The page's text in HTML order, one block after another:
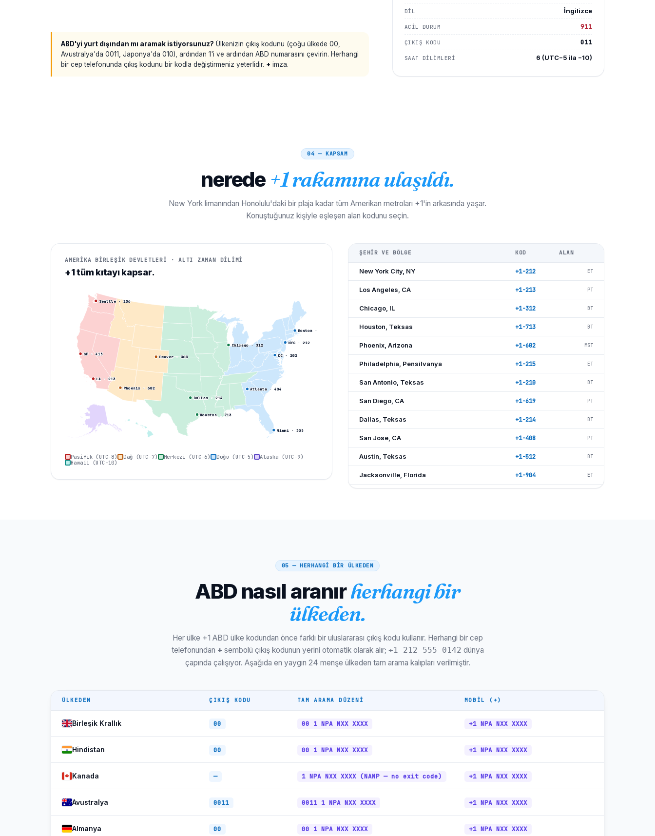
ABD'yi yurt dışından mı aramak istiyorsunuz? Ülkenizin çıkış kodunu (çoğu ülkede 00,
Avustralya'da 0011, Japonya'da 010), ardından 1'i ve ardından ABD numarasını çevirin. Herhangi
bir cep telefonunda çıkış kodunu bir kodla değiştirmeniz yeterlidir. + imza.
DIL İngilizce
ACIL DURUM 911
ÇIKIŞ KODU 011
SAAT DILIMLERI 6 (UTC−5 ila −10)
04 — KAPSAM
nerede +1 rakamına ulaşıldı.
New York limanından Honolulu'daki bir plaja kadar tüm Amerikan metroları +1'in arkasında yaşar.
Konuştuğunuz kişiyle eşleşen alan kodunu seçin.
AMERİKA BİRLEŞİK DEVLETLERİ · ALTI ZAMAN DİLİMİ
+1 tüm kıtayı kapsar.
Seattle·206
SF·415
LA ·213
Denver·303
Phoenix·602
Chicago·312
Dallas·214
Houston·713
Atlanta ·404
Miami · 305
NYC ·212
DC·202
Boston ·
Pasifik (UTC−8) Dağ (UTC−7) Merkezi (UTC−6) Doğu (UTC−5)
Alaska (UTC−9)
Hawaii (UTC−10)
ŞEHIR VE BÖLGE KOD ALAN
New York City, NY +1-212 ET
Los Angeles, CA +1-213 PT
Chicago, IL +1-312 BT
Houston, Teksas +1-713 BT
Phoenix, Arizona +1-602 MST
Philadelphia, Pensilvanya +1-215 ET
San Antonio, Teksas +1-210 BT
San Diego, CA +1-619 PT
Dallas, Teksas +1-214 BT
San Jose, CA +1-408 PT
Austin, Teksas +1-512 BT
Jacksonville, Florida +1-904 ET
San Francisco, CA
Seattle, WA
Washington, DC
Nashville, Tennessee
Oklahoma Şehri, tamam
Boston, MA
+1-702
Detroit, MI +1-313
Louisville, KY +1-502 ET
Milwaukee, Wisconsin +1-414
05 — HERHANGİ BİR ÜLKEDEN
ABD nasıl aranırherhangi bir
ülkeden.
Her ülke +1 ABD ülke kodundan önce farklı bir uluslararası çıkış kodu kullanır. Herhangi bir cep
telefonundan + sembolü çıkış kodunun yerini otomatik olarak alır; +1 212 555 0142 dünya
çapında çalışıyor. Aşağıda en yaygın 24 menşe ülkeden tam arama kalıpları verilmiştir.
ÜLKEDEN ÇIKIŞ KODU TAM ARAMA DÜZENI MOBIL (+)
Birleşik Krallık 00 00 1 NPA NXX XXXX +1 NPA NXX XXXX
Hindistan 00 00 1 NPA NXX XXXX +1 NPA NXX XXXX
Kanada — 1 NPA NXX XXXX (NANP — no exit code) +1 NPA NXX XXXX
Avustralya 0011 0011 1 NPA NXX XXXX +1 NPA NXX XXXX
Almanya 00 00 1 NPA NXX XXXX +1 NPA NXX XXXX